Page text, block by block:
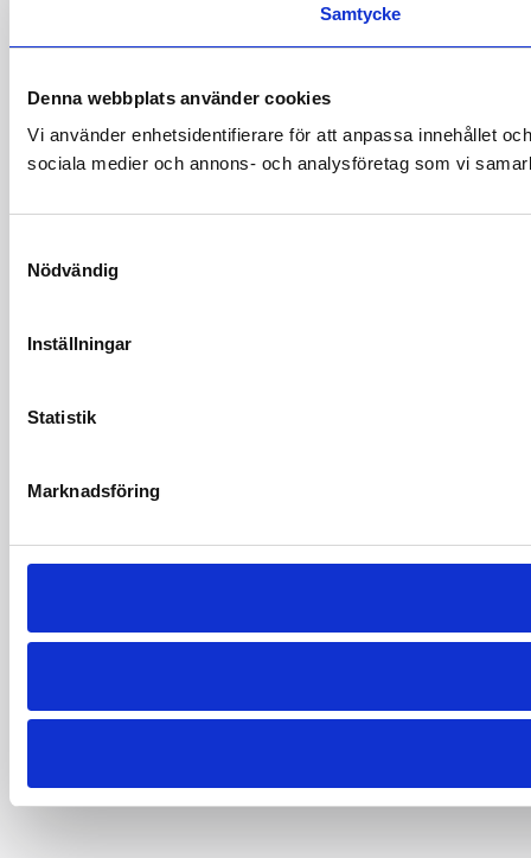
Samtycke
Denna webbplats använder cookies
Vi använder enhetsidentifierare för att anpassa innehållet
sociala medier och annons- och analysföretag som vi
Nödvändig
Inställningar
Statistik
Marknadsföring